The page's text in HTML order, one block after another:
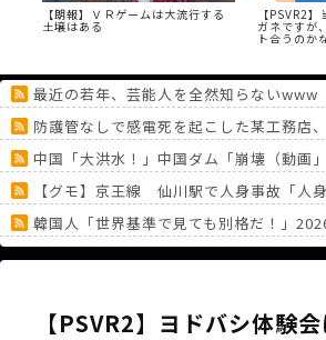
【朗報】ＶＲゲームは大流行する
土壌はある
【PSVR2
ガネですが
ト合うのか
最近の若年、芸能人を全然知らないwww
防護管なしで感電死を起こした某工務店
中国「大洪水！」中国ダム「崩壊（動画
【グモ】京王線 仙川駅で人身事故「人
韓国人「世界基準で見ても別格だ！」
パラノマサイトっていうゲームを2作連続
《どうしてこうなった！？》「フリー
【PSVR2】ヨドバシ体験